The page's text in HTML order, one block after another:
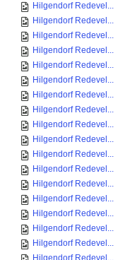
Hilgendorf Redevel...
Hilgendorf Redevel...
Hilgendorf Redevel...
Hilgendorf Redevel...
Hilgendorf Redevel...
Hilgendorf Redevel...
Hilgendorf Redevel...
Hilgendorf Redevel...
Hilgendorf Redevel...
Hilgendorf Redevel...
Hilgendorf Redevel...
Hilgendorf Redevel...
Hilgendorf Redevel...
Hilgendorf Redevel...
Hilgendorf Redevel...
Hilgendorf Redevel...
Hilgendorf Redevel...
Hilgendorf Redevel...